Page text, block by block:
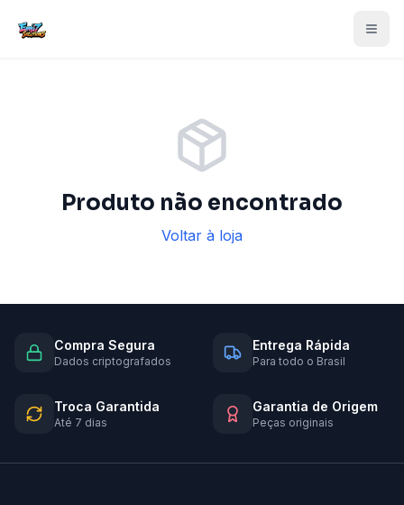
Produto não encontrado
Voltar à loja
Compra Segura
Dados criptografados
Entrega Rápida
Para todo o Brasil
Troca Garantida
Até 7 dias
Garantia de Origem
Peças originais